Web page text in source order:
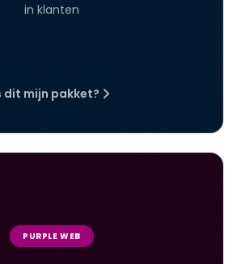
in klanten
dit mijn pakket?
PURPLE WEB